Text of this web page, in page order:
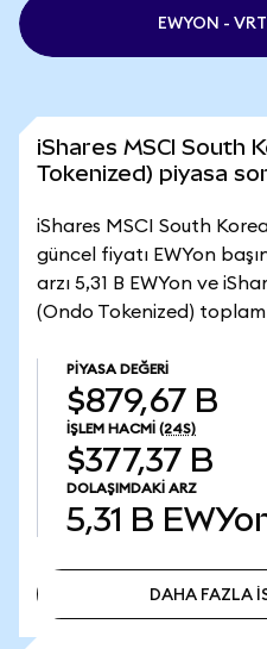
EWYON -
iShares MSCI South
Tokenized) piyasa
iShares MSCI South
güncel fiyatı EWYon
arzı 5,31 B EWYon ve
(Ondo Tokenized)
PIYASA DEĞERI
$879,67 B
İŞLEM HACMI (24S)
$377,37 B
DOLAŞIMDAKI ARZ
5,31 B
DAHA FAZLA